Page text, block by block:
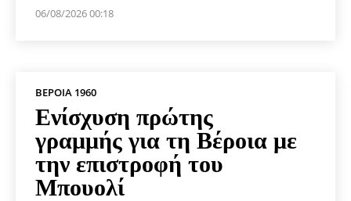
06/08/2026 00:18
ΒΕΡΟΙΑ 1960
Ενίσχυση πρώτης
γραμμής για τη Βέροια με
την επιστροφή του
Μπουολί